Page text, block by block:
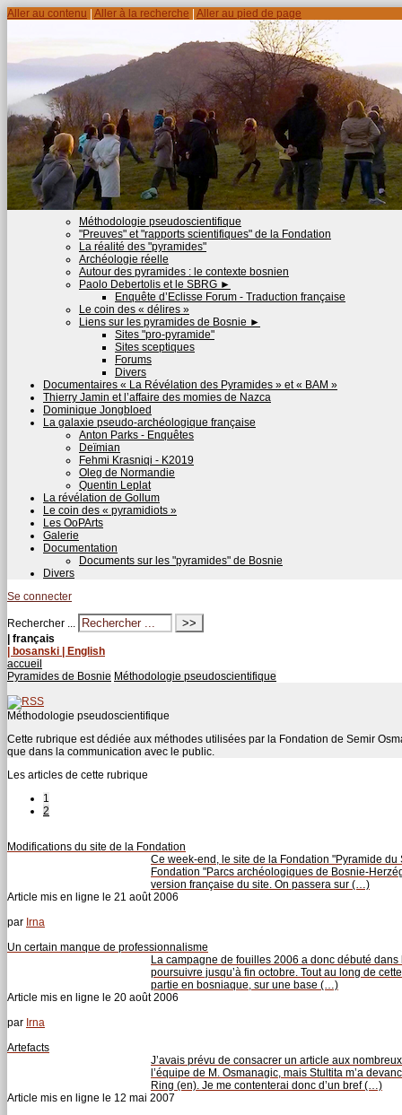
Aller au contenu Aller à la recherche Aller au pied de page
Méthodologie pseudoscientifique
"Preuves" et "rapports scientifiques" de la Fondation
La réalité des "pyramides"
Archéologie réelle
Autour des pyramides : le contexte bosnien
Paolo Debertolis et le SBRG ►
Enquête d’Eclisse Forum - Traduction française
Le coin des « délires »
Liens sur les pyramides de Bosnie ►
Sites "pro-pyramide"
Sites sceptiques
Forums
Divers
Documentaires « La Révélation des Pyramides » et « BAM »
Thierry Jamin et l’affaire des momies de Nazca
Dominique Jongbloed
La galaxie pseudo-archéologique française
Anton Parks - Enquêtes
Deïmian
Fehmi Krasniqi - K2019
Oleg de Normandie
Quentin Leplat
La révélation de Gollum
Le coin des « pyramidiots »
Les OoPArts
Galerie
Documentation
Documents sur les "pyramides" de Bosnie
Divers
Se connecter
Rechercher ...
| français
| bosanski | English
accueil
Pyramides de Bosnie Méthodologie pseudoscientifique
Méthodologie pseudoscientifique
Cette rubrique est dédiée aux méthodes utilisées par la Fondation de Semir
que dans la communication avec le public.
Les articles de cette rubrique
1
2
Modifications du site de la Fondation
Ce week-end, le site de la Fondation "Pyramide
Fondation "Parcs archéologiques de Bosnie-
version française du site. On passera sur (…)
Article mis en ligne le 21 août 2006
par Irna
Un certain manque de professionnalisme
La campagne de fouilles 2006 a donc débuté
poursuivre jusqu’à fin octobre. Tout au long de
partie en bosniaque, sur une base (…)
Article mis en ligne le 20 août 2006
par Irna
Artefacts
J’avais prévu de consacrer un article aux
l’équipe de M. Osmanagic, mais Stultita m’a
Ring (en). Je me contenterai donc d’un bref (…)
Article mis en ligne le 12 mai 2007